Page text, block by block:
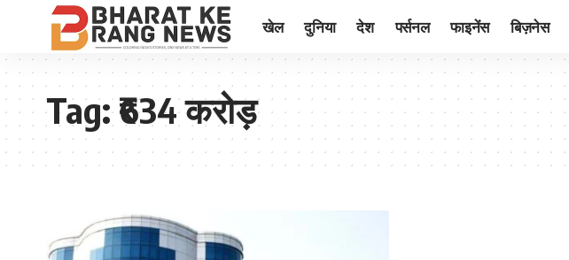
खेल दुनिया देश पर्सनल फाइनेंस बिज़नेस
Tag:₹634 करोड़